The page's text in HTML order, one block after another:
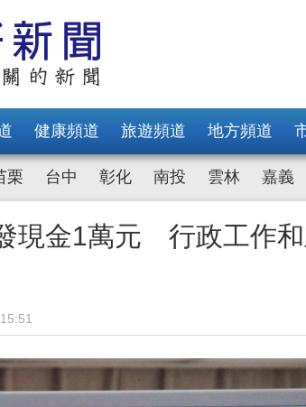
健康頻道 旅遊頻道 地方頻道
栗 台中 彰化 南投 雲林 嘉義
現金1萬元 行政工作